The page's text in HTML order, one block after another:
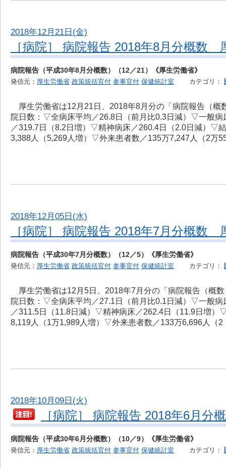
2018年12月21日(金)
［病院］ 病院報告 2018年8月分概数
病院報告（平成30年8月分概数）（12／21）《厚生労働省》
発信元： 厚生労働省 政策統括官付 参事官付 保健統計室 カテゴリ：
厚生労働省は12月21日、2018年8月分の「病院報告（概
院日数：▽全病床平均／26.8日（前月比0.3日減）▽一般
／319.7日（8.2日増）▽精神病床／260.4日（2.0日減）▽
3,388人（5,269人増）▽外来患者数／135万7,247人（2万
2018年12月05日(水)
［病院］ 病院報告 2018年7月分概数
病院報告（平成30年7月分概数）（12／5）《厚生労働省》
発信元： 厚生労働省 政策統括官付 参事官付 保健統計室 カテゴリ：
厚生労働省は12月5日、2018年7月分の「病院報告（概
院日数：▽全病床平均／27.1日（前月比0.1日減）▽一般
／311.5日（11.8日減）▽精神病床／262.4日（11.9日増
8,119人（1万1,989人増）▽外来患者数／133万6,696人（2
2018年10月09日(火)
［病院］ 病院報告 2018年6月
病院報告（平成30年6月分概数）（10／9）《厚生労働省》
発信元： 厚生労働省 政策統括官付 参事官付 保健統計室 カテゴリ：